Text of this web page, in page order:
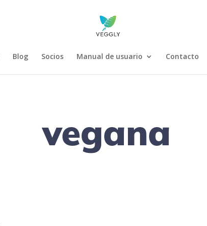
Blog Socios Manual de usuario Contacto
vegana